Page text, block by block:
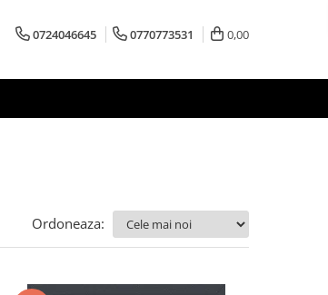
0724046645 0770773531 0,00
Ordoneaza: